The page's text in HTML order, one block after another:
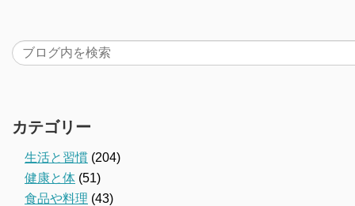
カテゴリー
生活と習慣 (204)
健康と体 (51)
食品や料理 (43)